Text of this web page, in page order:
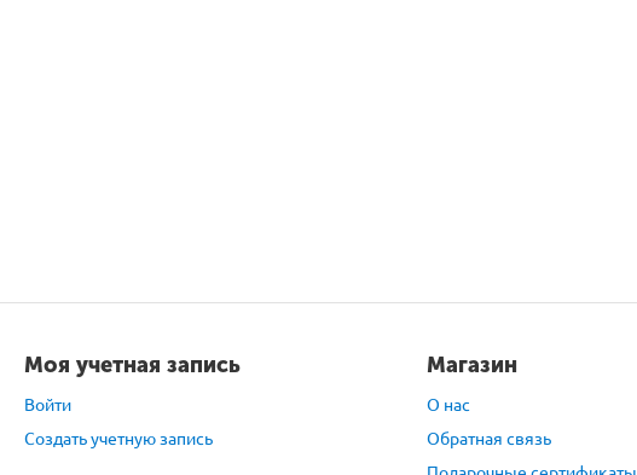
Моя учетная запись
Войти
Создать учетную запись
Магазин
О нас
Обратная связь